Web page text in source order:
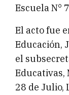
Escuela N°
El acto fue
Educación,
el
28 de Julio,